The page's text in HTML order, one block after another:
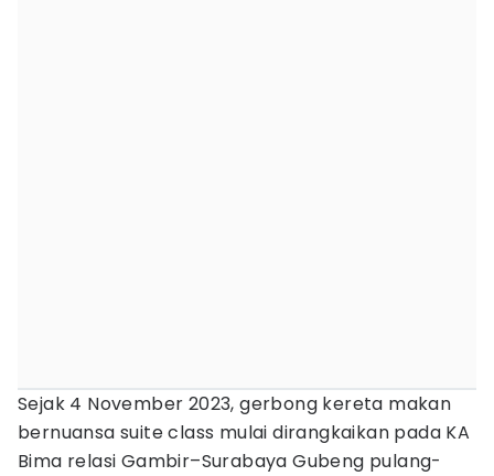
Sejak 4 November 2023, gerbong kereta makan
bernuansa suite class mulai dirangkaikan pada KA
Bima relasi Gambir–Surabaya Gubeng pulang-